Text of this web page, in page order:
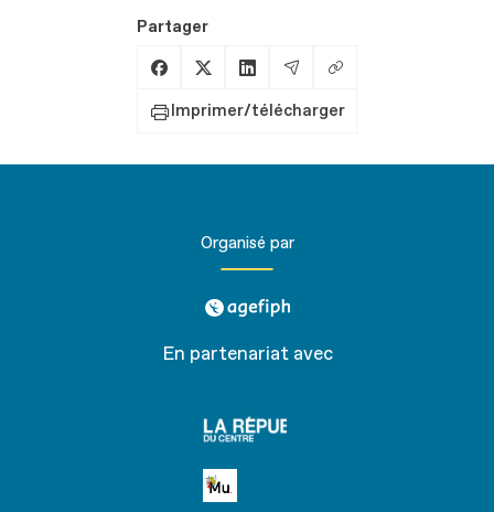
Partager
Partager sur Facebook
Partager sur X
Partager sur LinkedIn
Partager par Email
Copier le lien
Imprimer/télécharger
Organisé par
agefiph
En partenariat avec
république
Petite MU